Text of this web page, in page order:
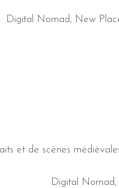
Digital Nomad, New
et de scènes
Digital Nomad,